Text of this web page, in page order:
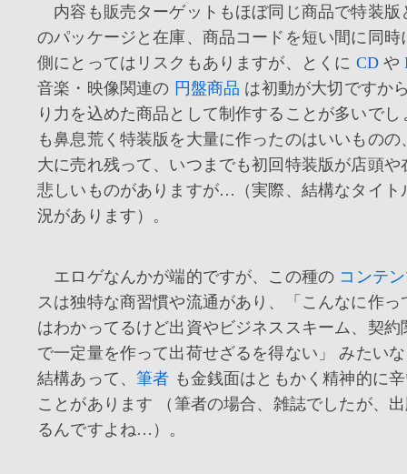
内容も販売ターゲットもほぼ同じ商品で特装版
のパッケージと在庫、商品コードを短い間に同時
側にとってはリスクもありますが、とくに CDや
音楽・映像関連の 円盤商品 は初動が大切ですか
り力を込めた商品として制作することが多いで
も鼻息荒く特装版を大量に作ったのはいいものの
大に売れ残って、いつまでも初回特装版が店頭や
悲しいものがありますが…（実際、結構なタイト
況があります）。
エロゲなんかが端的ですが、この種の コンテ
スは独特な商習慣や流通があり、「こんなに作っ
はわかってるけど出資やビジネススキーム、契約
で一定量を作って出荷せざるを得ない」 みたい
結構あって、筆者 も金銭面はともかく精神的に
ことがあります （筆者の場合、雑誌でしたが、
るんですよね…）。